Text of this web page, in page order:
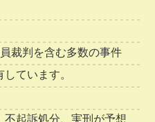
裁判を含む多数の事件
ています。
起訴処分、実刑が予想